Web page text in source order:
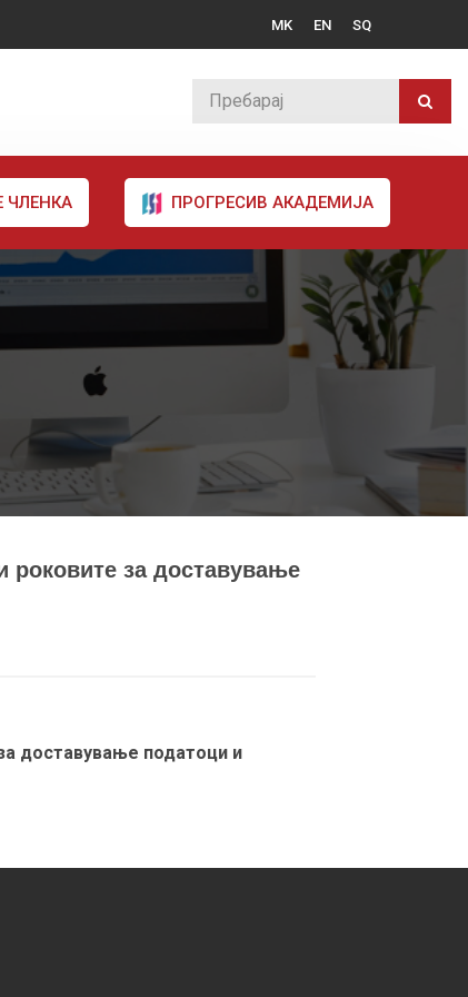
MK EN SQ
ЧЛЕНКА ПРОГРЕСИВ АКАДЕМИЈА
роковите за доставување
доставување податоци и